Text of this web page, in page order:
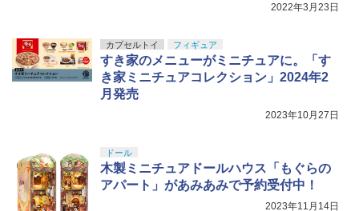
2022年3月23日
カプセルトイ フィギュア
すき家のメニューがミニチュアに。「す
き家ミニチュアコレクション」2024年2
月発売
2023年10月27日
ドール
木製ミニチュアドールハウス「もぐらの
アパート」があみあみで予約受付中！
2023年11月14日